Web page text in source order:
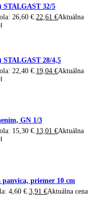
32/5
26,60 €. 22,61 €Aktuálna
28/4,5
22,40 €. 19,04 €Aktuálna
GN 1/3
15,30 €.13,01 €Aktuálna
priemer 10 cm
4,60 €. 3,91 €Aktuálna cena